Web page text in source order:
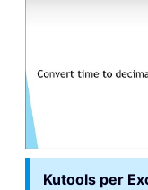
Kutools per